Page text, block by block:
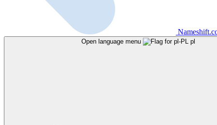
Open language menu pl